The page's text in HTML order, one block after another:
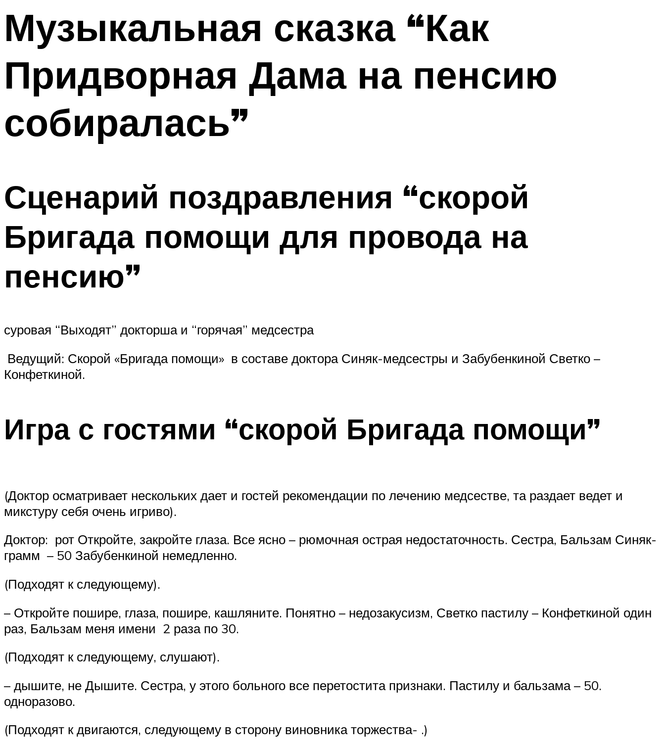
Меню
Музыкальная сказка “Как
Придворная Дама на пенсию
собиралась”
Сценарий поздравления “скорой
Бригада помощи для провода на
пенсию”
суровая “Выходят” докторша и “горячая” медсестра
Ведущий: Скорой «Бригада помощи» в составе доктора Синяк-медсестры и Забубенкиной Светко –
Конфеткиной.
Игра с гостями “скорой Бригада помощи”
(Доктор осматривает нескольких дает и гостей рекомендации по лечению медсестве, та раздает ведет и
микстуру себя очень игриво).
Доктор: рот Откройте, закройте глаза. Все ясно – рюмочная острая недостаточность. Сестра, Бальзам Синяк-
грамм – 50 Забубенкиной немедленно.
(Подходят к следующему).
– Откройте пошире, глаза, пошире, кашляните. Понятно – недозакусизм, Светко пастилу – Конфеткиной один
раз, Бальзам меня имени 2 раза по 30.
(Подходят к следующему, слушают).
– дышите, не Дышите. Сестра, у этого больного все перетостита признаки. Пастилу и бальзама – 50.
одноразово.
(Подходят к двигаются, следующему в сторону виновника торжества- .)